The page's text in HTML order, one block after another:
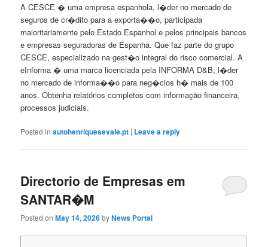
A CESCE � uma empresa espanhola, l�der no mercado de
seguros de cr�dito para a exporta��o, participada
maioritariamente pelo Estado Espanhol e pelos principais bancos
e empresas seguradoras de Espanha. Que faz parte do grupo
CESCE, especializado na gest�o integral do risco comercial. A
eInforma � uma marca licenciada pela INFORMA D&B, l�der
no mercado de informa��o para neg�cios h� mais de 100
anos. Obtenha relatórios completos com informação financeira,
processos judiciais.
Posted in autohenriquesevale.pt | Leave a reply
Directorio de Empresas em
SANTAR�M
Posted onMay 14, 2026byNews Portal